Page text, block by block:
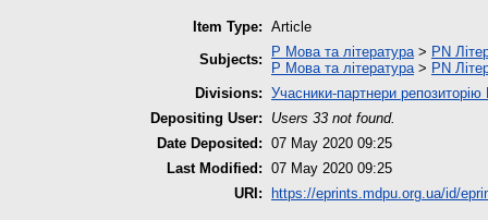
Item Type: Article
Subjects:
P Мова та література> PN
P Мова та література> PN
Divisions: Учасники-партнери
Depositing User:
Users 33 not found.
Date Deposited: 07 May 2020 09:25
Last Modified: 07 May 2020 09:25
URI:
https://eprints.mdpu.org.ua/id/